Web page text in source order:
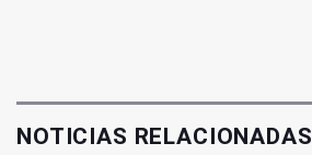
NOTICIAS RELACIONADAS